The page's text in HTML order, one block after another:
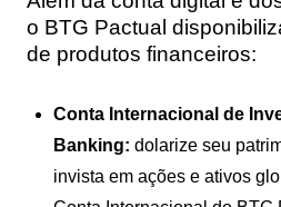
o BTG Pactual
de produtos financeiros:
Conta Internacional de
Banking: dolarize seu
invista em ações e ativos